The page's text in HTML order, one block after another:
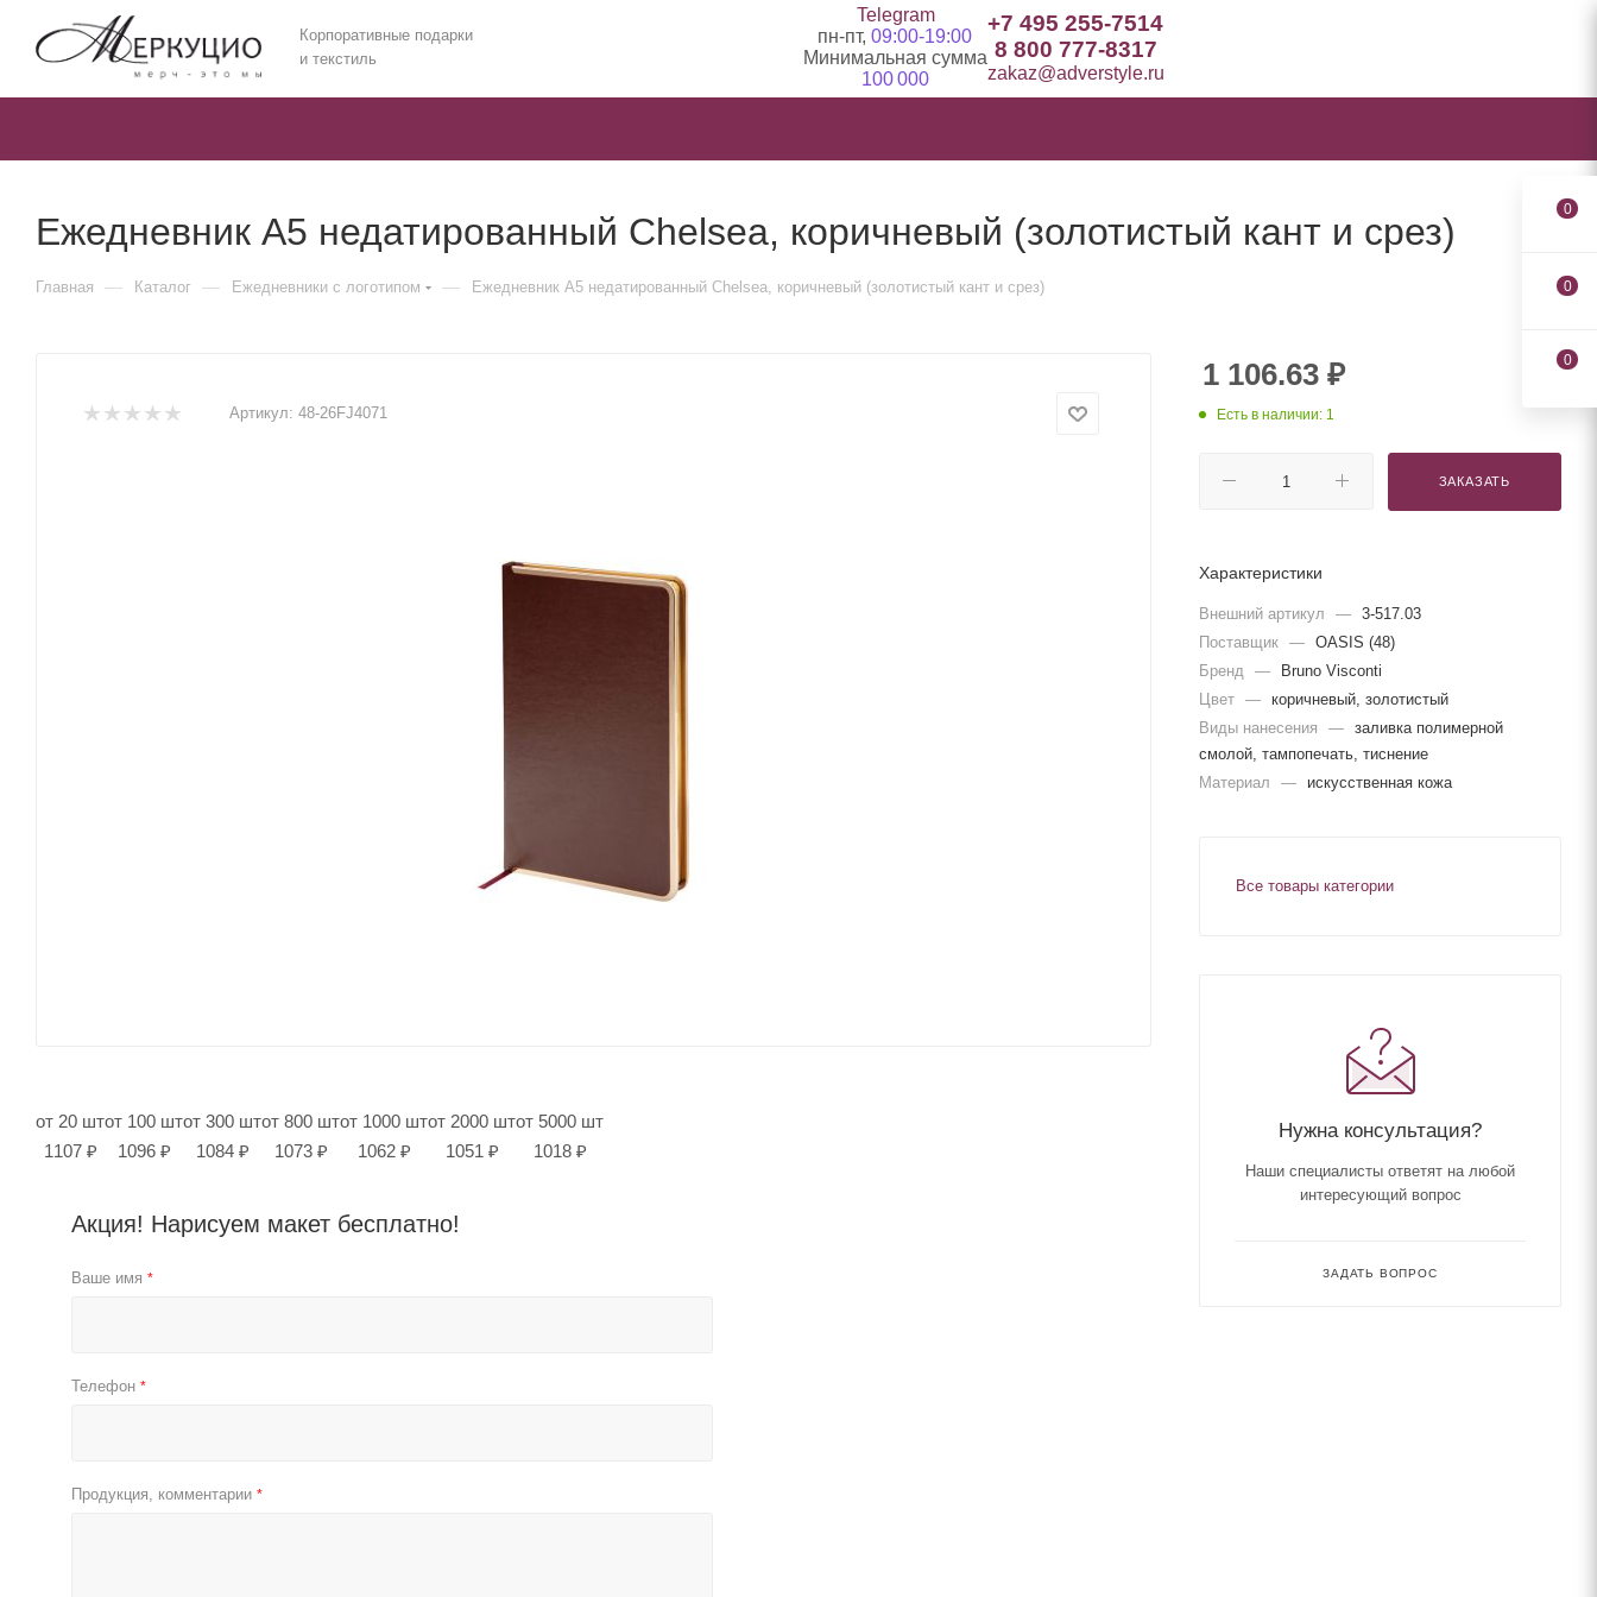
Корпоративные подарки
и текстиль
Telegram
пн-пт, 09:00-19:00
Минимальная сумма
100 000
+7 495 255-7514
8 800 777-8317
zakaz@adverstyle.ru
Ежедневник А5 недатированный Chelsea, коричневый (золотистый кант и срез)
Главная — Каталог — Ежедневники c логотипом — Ежедневник А5 недатированный Chelsea, коричневый (золотистый кант и срез)
Артикул: 48-26FJ4071
от 20 шт
1107 ₽
от 100 шт
1096 ₽
от 300 шт
1084 ₽
от 800 шт
1073 ₽
от 1000 шт
1062 ₽
от 2000 шт
1051 ₽
от 5000 шт
1018 ₽
Акция! Нарисуем макет бесплатно!
Ваше имя *
Телефон *
Продукция, комментарии *
1 106.63 ₽
Есть в наличии: 1
ЗАКАЗАТЬ
Характеристики
Внешний артикул — 3-517.03
Поставщик — OASIS (48)
Бренд
—
Bruno Visconti
Цвет — коричневый, золотистый
Виды нанесения
— заливка полимерной
смолой, тампопечать, тиснение
Материал
— искусственная кожа
Все товары категории
Нужна консультация?
Наши специалисты ответят на любой
интересующий вопрос
ЗАДАТЬ ВОПРОС
0
0
0